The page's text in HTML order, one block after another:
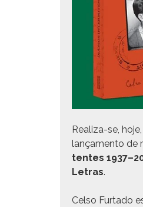
Real­iza-se,
lança­men­to de
tentes
Letras.
Cel­so Fur­ta­do